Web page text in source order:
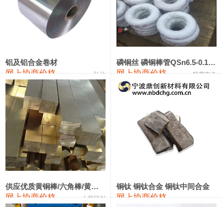
1#镁 17,000—18,000 17,500 0
18,900—19,100 19,000 100
1#电解锰(99.7%袋装) 18,000—18,200 18,100 100
1#铬 60,000—82,000
553#硅 9,300—9,500
441#硅 9,600—9,800 9,700
3303#硅 10,300—10,500 10,400
2202#硅 14,100—14,300
金属硅3303#-2202# 10,400—14,200 12,300 0
铝及铝合金卷材
网上协商价格 弘达
磷铜丝 磷铜棒管QSn6.5-0.1 7-0.2 8-0.3
网上协商价格 联荣有色
供应优质黄铜棒/六角棒/黄铜方板
网上协商价格 十堰同创
铜钛 铜钛合金 铜钛中间合金
网上协商价格